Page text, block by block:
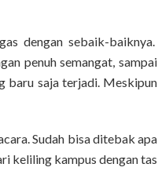
dengan sebaik-baiknya.
penuh semangat, sampai
baru saja terjadi. Meskipun
Sudah bisa ditebak apa
keliling kampus dengan tas